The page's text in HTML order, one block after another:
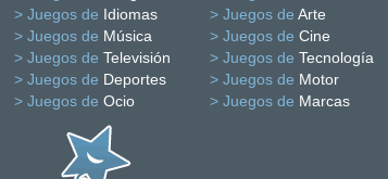
> Juegos de Idiomas > Juegos de Arte
> Juegos de Música > Juegos de Cine
> Juegos de Televisión > Juegos de Tecnología
> Juegos de Deportes > Juegos de Motor
> Juegos de Ocio > Juegos de Marcas